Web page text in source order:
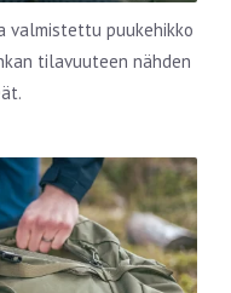
valmistettu puukehikko
tilavuuteen nähden